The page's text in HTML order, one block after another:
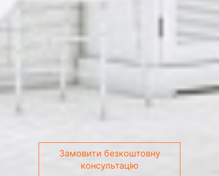
Замовити безкоштовну
консультацію